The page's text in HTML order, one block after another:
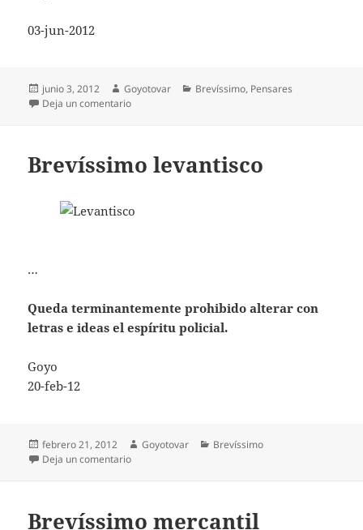
03-jun-2012
Publicado
el
junio 3, 2012 Autor
Goyotovar Categorías
Brevíssimo, Pensares
Deja un comentarioen Brevíssimo humanizante
Brevíssimo levantisco
…
Queda terminantemente prohibido alterar con
letras e ideas el espíritu policial.
Goyo
20-feb-12
Publicado
el
febrero 21, 2012 Autor
Goyotovar Categorías
Brevíssimo
Deja un comentarioen Brevíssimo levantisco
Brevíssimo mercantil